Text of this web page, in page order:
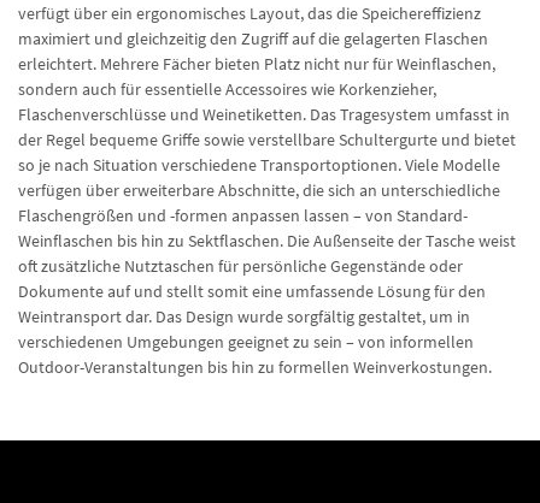
verfügt über ein ergonomisches Layout, das die Speichereffizienz
maximiert und gleichzeitig den Zugriff auf die gelagerten Flaschen
erleichtert. Mehrere Fächer bieten Platz nicht nur für Weinflaschen,
sondern auch für essentielle Accessoires wie Korkenzieher,
Flaschenverschlüsse und Weinetiketten. Das Tragesystem umfasst in
der Regel bequeme Griffe sowie verstellbare Schultergurte und bietet
so je nach Situation verschiedene Transportoptionen. Viele Modelle
verfügen über erweiterbare Abschnitte, die sich an unterschiedliche
Flaschengrößen und -formen anpassen lassen – von Standard-
Weinflaschen bis hin zu Sektflaschen. Die Außenseite der Tasche weist
oft zusätzliche Nutztaschen für persönliche Gegenstände oder
Dokumente auf und stellt somit eine umfassende Lösung für den
Weintransport dar. Das Design wurde sorgfältig gestaltet, um in
verschiedenen Umgebungen geeignet zu sein – von informellen
Outdoor-Veranstaltungen bis hin zu formellen Weinverkostungen.